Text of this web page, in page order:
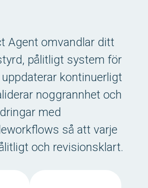
Agent omvandlar ditt
pålitligt system för
kontinuerligt
noggrannhet och
med
så att varje
och revisionsklart.